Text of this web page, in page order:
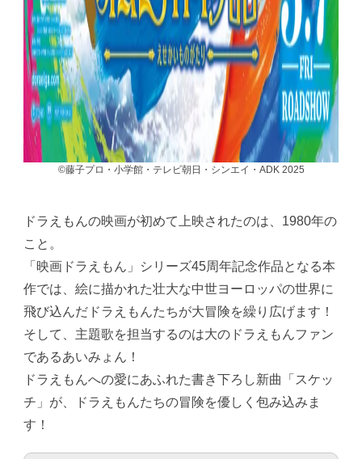
©藤子プロ・小学館・テレビ朝日・シンエイ・ADK 2025
ドラえもんの映画が初めて上映されたのは、1980年の
こと。
「映画ドラえもん」シリーズ45周年記念作品となる本
作では、絵に描かれた壮大な中世ヨーロッパの世界に
飛び込んだドラえもんたちが大冒険を繰り広げます！
そして、主題歌を担当するのは大のドラえもんファン
であるあいみょん！
ドラえもんへの愛にあふれた書き下ろし新曲「スケッ
チ」が、ドラえもんたちの冒険を優しく包み込みま
す！